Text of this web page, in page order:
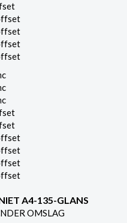
A4-135-GLANS
OMSLAG